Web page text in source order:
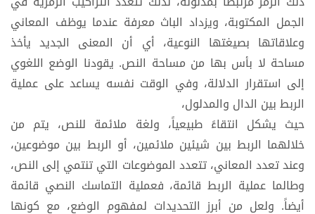
الجمل المكتوبة، ويزداد الباث معرفة عندما يوظف المعاني
وعلاقاتها بصيغتها النوعية، أي أن المعنى الجديد يأخذ
مساحة لا بأس بها من مساحة النص. يقودنا الوضع اللغوي
إلى استقرار الدلالة، وفي الوقت نفسه يساعد على عملية
الربط بين الدال والمدلول،
حيث يشكل انتقاءً طبيعياً، ولغة ملائمة للنص، يتم من
خلالهما الربط بين شيئين ملائمين، أو الربط بين موضوعين،
وعند تعدد المعاني، تتعدد الموضوعات التي تنتمي إلى النص،
وطالما عملية الربط قائمة، فعملية التماسك النصي قائمة
أيضاً. ولعل من أبرز التحديدات لمفهوم الوضع، مع كونها